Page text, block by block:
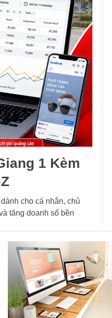
1 Kèm
cho cá nhân, chủ
tăng doanh số bền